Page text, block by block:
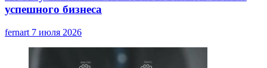
успешного бизнеса
fernart 7 июля 2026